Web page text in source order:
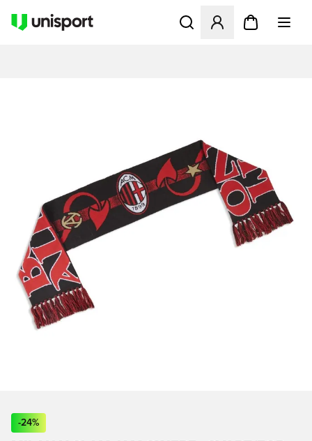
Åpner en Modal for å
-24%